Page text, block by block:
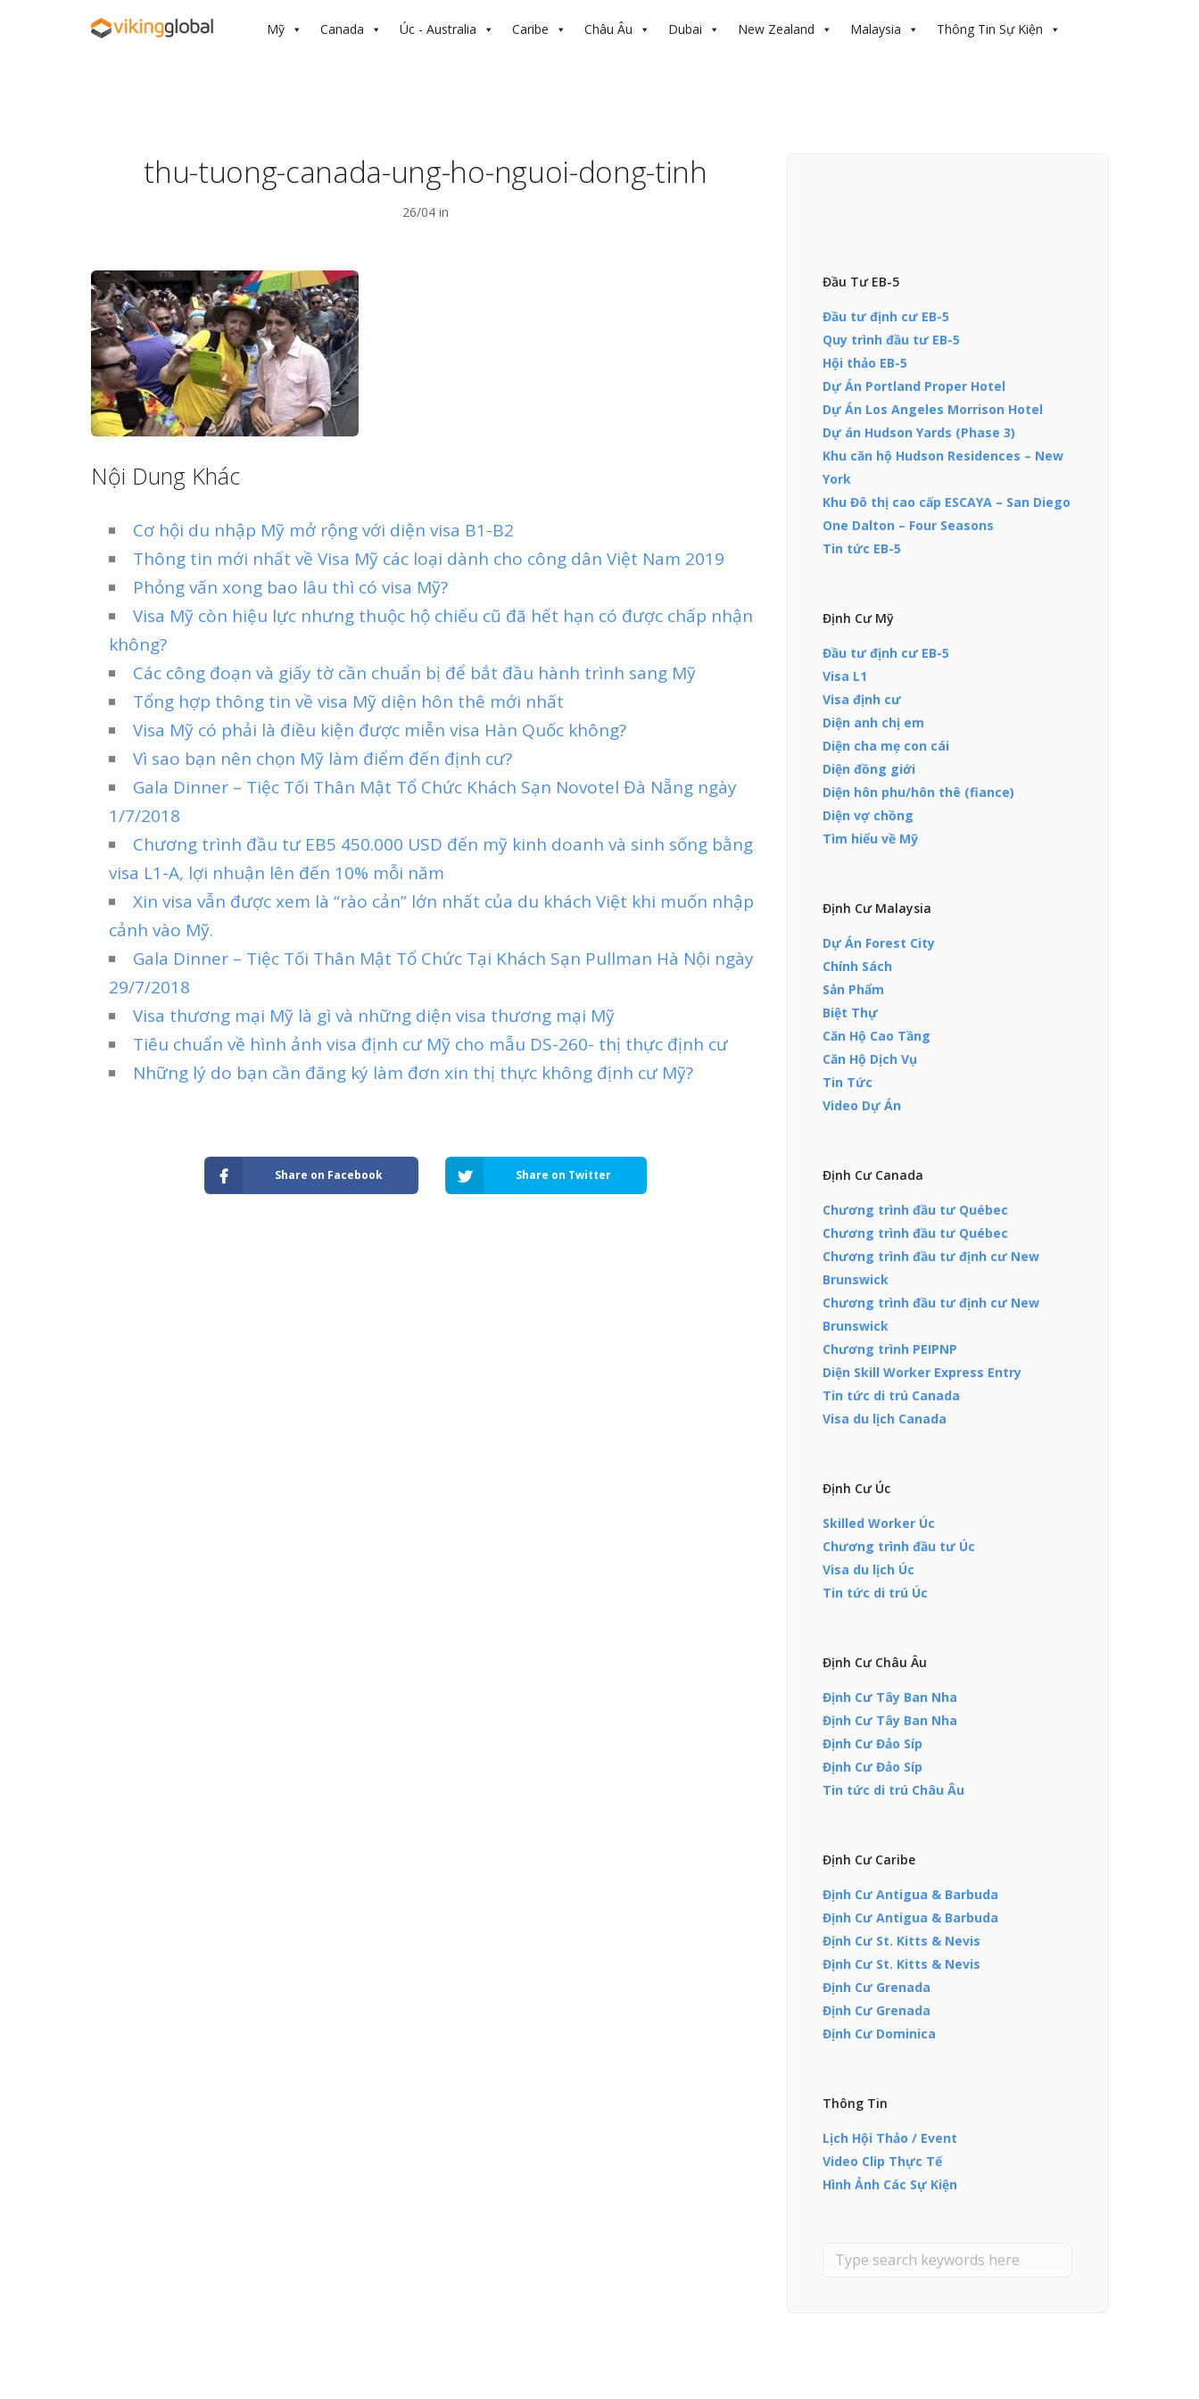
Mỹ Canada Úc - Australia Caribe Châu Âu Dubai New Zealand Malaysia Thông Tin Sự Kiện
thu-tuong-canada-ung-ho-nguoi-dong-tinh
26/04 in
Nội Dung Khác
Cơ hội du nhập Mỹ mở rộng với diện visa B1-B2
Thông tin mới nhất về Visa Mỹ các loại dành cho công dân Việt Nam 2019
Phỏng vấn xong bao lâu thì có visa Mỹ?
Visa Mỹ còn hiệu lực nhưng thuộc hộ chiếu cũ đã hết hạn có được chấp nhận
không?
Các công đoạn và giấy tờ cần chuẩn bị để bắt đầu hành trình sang Mỹ
Tổng hợp thông tin về visa Mỹ diện hôn thê mới nhất
Visa Mỹ có phải là điều kiện được miễn visa Hàn Quốc không?
Vì sao bạn nên chọn Mỹ làm điểm đến định cư?
Gala Dinner – Tiệc Tối Thân Mật Tổ Chức Khách Sạn Novotel Đà Nẵng ngày
1/7/2018
Chương trình đầu tư EB5 450.000 USD đến mỹ kinh doanh và sinh sống bằng
visa L1-A, lợi nhuận lên đến 10% mỗi năm
Xin visa vẫn được xem là “rào cản” lớn nhất của du khách Việt khi muốn nhập
cảnh vào Mỹ.
Gala Dinner – Tiệc Tối Thân Mật Tổ Chức Tại Khách Sạn Pullman Hà Nội ngày
29/7/2018
Visa thương mại Mỹ là gì và những diện visa thương mại Mỹ
Tiêu chuẩn về hình ảnh visa định cư Mỹ cho mẫu DS-260- thị thực định cư
Những lý do bạn cần đăng ký làm đơn xin thị thực không định cư Mỹ?
Share on Facebook Share on Twitter
Đầu Tư EB-5
Đầu tư định cư EB-5
Quy trình đầu tư EB-5
Hội thảo EB-5
Dự Án Portland Proper Hotel
Dự Án Los Angeles Morrison Hotel
Dự án Hudson Yards (Phase 3)
Khu căn hộ Hudson Residences – New
York
Khu Đô thị cao cấp ESCAYA – San Diego
One Dalton – Four Seasons
Tin tức EB-5
Định Cư Mỹ
Đầu tư định cư EB-5
Visa L1
Visa định cư
Diện anh chị em
Diện cha mẹ con cái
Diện đồng giới
Diện hôn phu/hôn thê (fiance)
Diện vợ chồng
Tìm hiểu về Mỹ
Định Cư Malaysia
Dự Án Forest City
Chính Sách
Sản Phẩm
Biệt Thự
Căn Hộ Cao Tầng
Căn Hộ Dịch Vụ
Tin Tức
Video Dự Án
Định Cư Canada
Chương trình đầu tư Québec
Chương trình đầu tư Québec
Chương trình đầu tư định cư New
Brunswick
Chương trình đầu tư định cư New
Brunswick
Chương trình PEIPNP
Diện Skill Worker Express Entry
Tin tức di trú Canada
Visa du lịch Canada
Định Cư Úc
Skilled Worker Úc
Chương trình đầu tư Úc
Visa du lịch Úc
Tin tức di trú Úc
Định Cư Châu Âu
Định Cư Tây Ban Nha
Định Cư Tây Ban Nha
Định Cư Đảo Síp
Định Cư Đảo Síp
Tin tức di trú Châu Âu
Định Cư Caribe
Định Cư Antigua & Barbuda
Định Cư Antigua & Barbuda
Định Cư St. Kitts & Nevis
Định Cư St. Kitts & Nevis
Định Cư Grenada
Định Cư Grenada
Định Cư Dominica
Thông Tin
Lịch Hội Thảo / Event
Video Clip Thực Tế
Hình Ảnh Các Sự Kiện